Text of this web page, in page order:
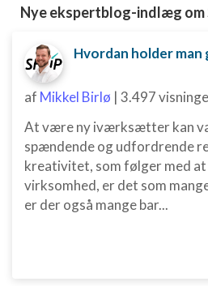
Nye ekspertblog-indlæg
af Mikkel Birlø | 3.497
At være ny iværksætter kan
spændende og udfordrende
kreativitet, som følger med
virksomhed, er det som
er der også mange bar...
Måle indholdseffektivitet
Forstå målgrupper gennem
kombinationer af oplysninger fra
kilder
Udvikle og forbedre tjenester
Bruge begrænsede oplysninger
indhold
IAB Special Features:
Bruge præcise geografiske